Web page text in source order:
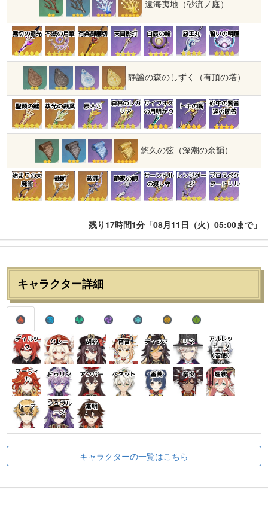
遠海夷地（砂流ノ庭）
霧切の廻光 不滅の月華 有楽御簾切 天目影打 白辰の輪 惡王丸 誓いの明瞳
静謐の森のしずく（有頂の塔）
聖顕の鍵 萃光の裁葉 原木刀
森林のレガ
リア
サイフォス
の月明かり
トキの嘴
砂中の賢者
達の問答
悠久の弦（深潮の余韻）
始まりの大
魔術
裁断 赦罪 静寂の唄
サーンドル
の渡し守
レンジゲー
ジ
プロスペク
タードリル
残り17時間1分「08月11日（火）05:00まで」
キャラクター詳細
ディルッ
ク
クレー 胡桃 宵宮 ディシア リネ
アルレッ
キーノ
（召使）
マーヴィ
カ
ドゥリン アンバー ベネット 香菱 辛炎 煙緋
トーマ
シュヴル
ーズ
嘉明
キャラクターの一覧はこちら